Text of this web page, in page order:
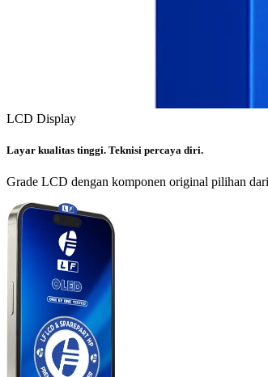
LCD Display
Layar kualitas tinggi. Teknisi percaya diri.
Grade LCD dengan komponen original pilihan